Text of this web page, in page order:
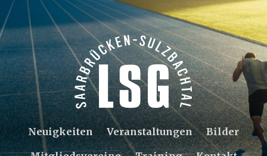
Neuigkeiten Veranstaltungen Bilder